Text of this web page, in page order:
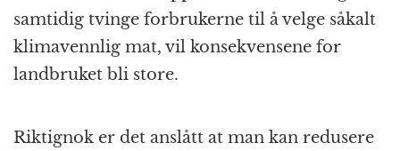
samtidig tvinge forbrukerne til å velge såkalt
klimavennlig mat, vil konsekvensene for
landbruket bli store.
Riktignok er det anslått at man kan redusere